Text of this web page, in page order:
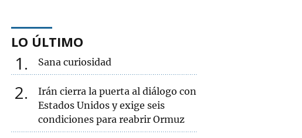
LO ÚLTIMO
1 Sana curiosidad
2
Irán cierra la puerta al diálogo con
Estados Unidos y exige seis
condiciones para reabrir Ormuz